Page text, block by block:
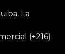
La
(+216)